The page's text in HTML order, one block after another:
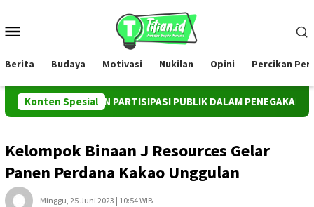
konten
Berita Budaya Motivasi Nukilan Opini Percikan
Konten Spesial
INSTRUMEN PARTISIPASI PUBLIK DALAM PENEGAKAN HUKUM
Kelompok Binaan J Resources Gelar
Panen Perdana Kakao Unggulan
Minggu, 25 Juni 2023 | 10:54 WIB